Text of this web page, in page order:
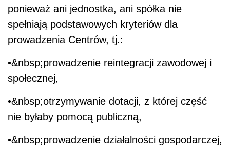
ponieważ ani jednostka, ani spółka nie
spełniają podstawowych kryteriów dla
prowadzenia Centrów, tj.:
•&nbsp;prowadzenie reintegracji zawodowej i
społecznej,
•&nbsp;otrzymywanie dotacji, z której część
nie byłaby pomocą publiczną,
•&nbsp;prowadzenie działalności gospodarczej,